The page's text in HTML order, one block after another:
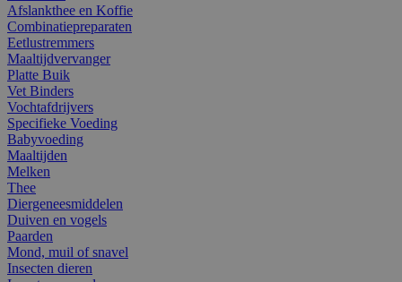
Afslankthee en Koffie
Combinatiepreparaten
Eetlustremmers
Maaltijdvervanger
Platte Buik
Vet Binders
Vochtafdrijvers
Specifieke Voeding
Babyvoeding
Maaltijden
Melken
Thee
Diergeneesmiddelen
Duiven en vogels
Paarden
Mond, muil of snavel
Insecten dieren